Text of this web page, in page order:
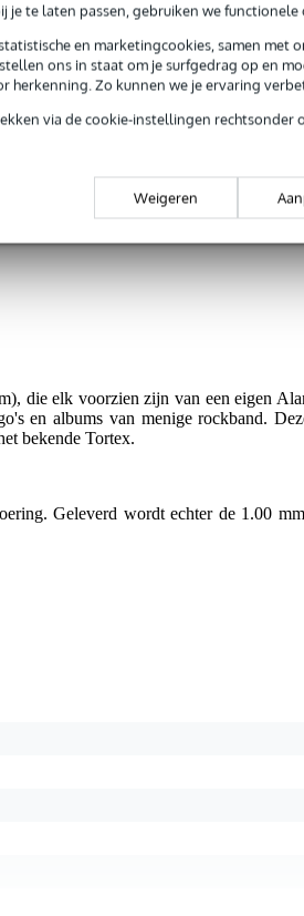
te laten passen, gebruiken we functionele
en marketingcookies, samen met
ons in staat om je surfgedrag op en
herkenning. Zo kunnen we je ervaring
via de cookie-instellingen rechtsonder
Weigeren
die elk voorzien zijn van een eigen
en albums van menige rockband.
bekende Tortex.
Geleverd wordt echter de 1.00